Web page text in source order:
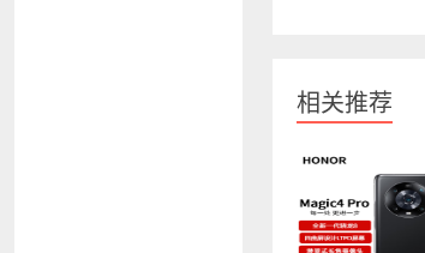
相关推荐